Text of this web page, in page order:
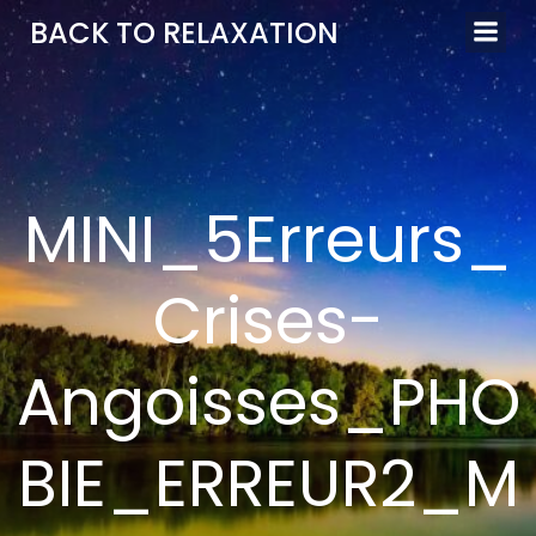
Aller
au
contenu
BACK TO RELAXATION
MINI_5Erreurs_
Crises-
Angoisses_PHO
BIE_ERREUR2_M